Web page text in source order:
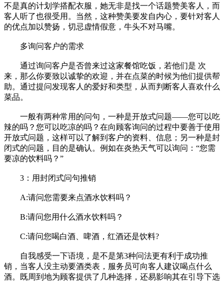
不是真的计划学搭配衣服，她无非是找一个话题赞美客人，而
客人听了也很受用。当然，这种赞美要发自内心，要针对客人
的优点加以赞扬，切忌虚情假意，牛头不对马嘴。
多询问客户的需求
通过询问客户是否曾来过这家餐馆吃饭，若他们是 次
来，那么你要致以诚挚的欢迎，并在点菜的时候为他们提供帮
助。通过提问发现客人的爱好和类型，从而判断客人喜欢什么
菜品。
一般有两种常用的问句，一种是开放式问题——您可以吃
辣的吗？您可以吃凉的吗？在向顾客询问的过程中要善于使用
开放式问题，这样可以了解到客户的资料、信息；另一种是封
闭式的问题，目的是确认。例如在炎热天气可以询问：“您需
要凉的饮料吗？”
3：用封闭式问句推销
A:请问您需要来点酒水饮料吗？
B:请问您用什么酒水饮料吗？
C:请问您喝白酒、啤酒，红酒还是饮料?
自我感受一下语境，是不是第3种问法更有利于成功推
销，当客人没主动要酒类表，服务员可向客人建议喝点什么
酒。既周到地为顾客提供了几种选择，还易影响其在引导下选